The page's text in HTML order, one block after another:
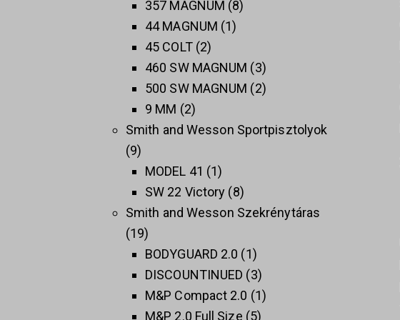
357 MAGNUM 8
44 MAGNUM 1
45 COLT 2
460 SW MAGNUM
3
500 SW MAGNUM
2
9 MM 2
Smith and Wesson Sportpisztolyok
9
MODEL 41
1
SW 22 Victory 8
Smith and Wesson Szekrénytáras
19
BODYGUARD 2.0
1
DISCOUNTINUED
3
M&P Compact 2.0 1
M&P 2.0 Full Size 5